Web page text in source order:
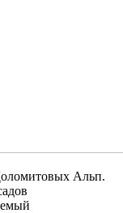
Альп.